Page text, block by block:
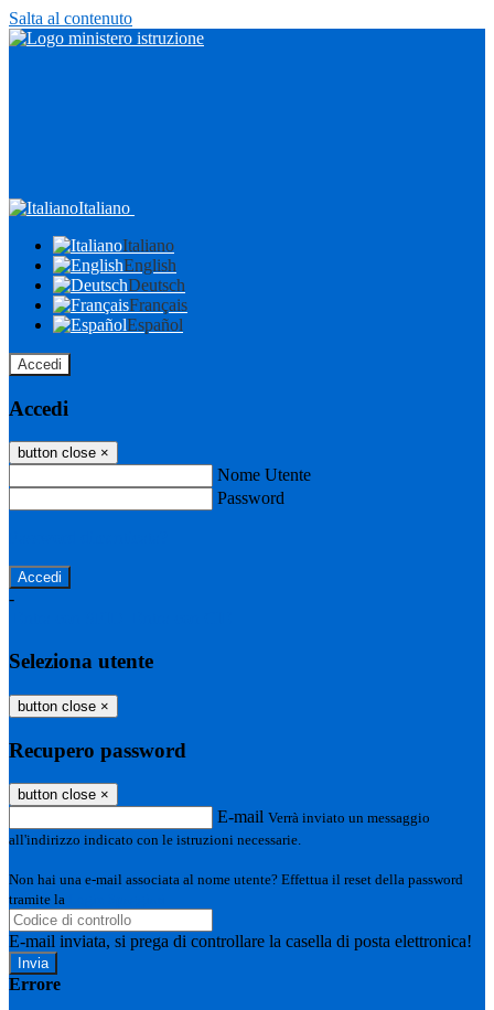
Salta al contenuto
Italiano
Italiano
English
Deutsch
Français
Español
Accedi
Accedi
button close ×
Nome Utente
Password
-
Seleziona utente
button close ×
Recupero password
button close ×
E-mail Verrà inviato un messaggio
all'indirizzo indicato con le istruzioni necessarie.
Non hai una e-mail associata al nome utente? Effettua il reset della password
tramite la
E-mail inviata, si prega di controllare la casella di posta elettronica!
Errore